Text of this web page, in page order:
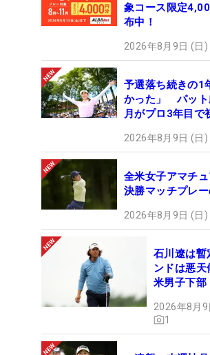
象コース限定
布中！
2026年8月9日 (日
予選落ち続きの1
かった」 パット
月がプロ3年目で
2026年8月9日 (日
全米女子アマチ
決勝マッチプレ
2026年8月9日 (日
石川遼は
ンドは悪
米男子下部
2026年8月
1